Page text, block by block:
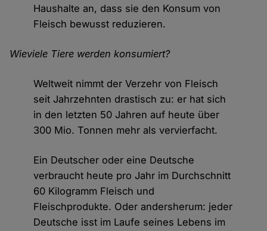
Haushalte an, dass sie den Konsum von
Fleisch bewusst reduzieren.
Wieviele Tiere werden konsumiert?
Weltweit nimmt der Verzehr von Fleisch
seit Jahrzehnten drastisch zu: er hat sich
in den letzten 50 Jahren auf heute über
300 Mio. Tonnen mehr als vervierfacht.
Ein Deutscher oder eine Deutsche
verbraucht heute pro Jahr im Durchschnitt
60 Kilogramm Fleisch und
Fleischprodukte. Oder andersherum: jeder
Deutsche isst im Laufe seines Lebens im